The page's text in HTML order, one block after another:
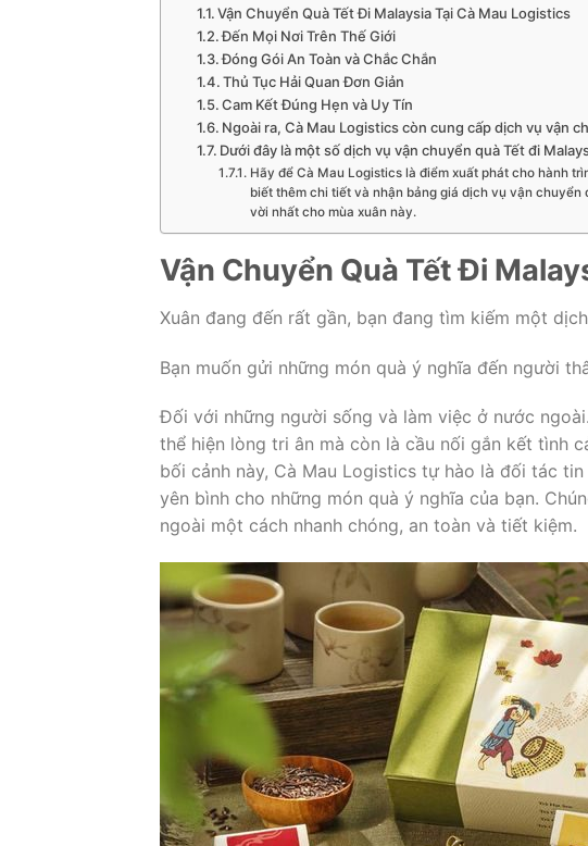
Vận Chuyển Quà Tết Đi Malaysia Tại Cà Mau Logistics
Đến Mọi Nơi Trên Thế Giới
Đóng Gói An Toàn và Chắc Chắn
Thủ Tục Hải Quan Đơn Giản
Cam Kết Đúng Hẹn và Uy Tín
Ngoài ra, Cà Mau Logistics còn cung cấp dịch vụ vận
Dưới đây là một số dịch vụ vận chuyển quà Tết đi
Hãy để Cà Mau Logistics là điểm xuất phát cho hành
biết thêm chi tiết và nhận bảng giá dịch vụ vận
vời nhất cho mùa xuân này.
Vận Chuyển Quà Tết Đi
Xuân đang đến rất gần, bạn đang tìm kiếm một
Bạn muốn gửi những món quà ý nghĩa đến người
Đối với những người sống và làm việc ở nước
thể hiện lòng tri ân mà còn là cầu nối gắn kết tình
bối cảnh này, Cà Mau Logistics tự hào là đối tác
yên bình cho những món quà ý nghĩa của bạn.
ngoài một cách nhanh chóng, an toàn và tiết kiệm.